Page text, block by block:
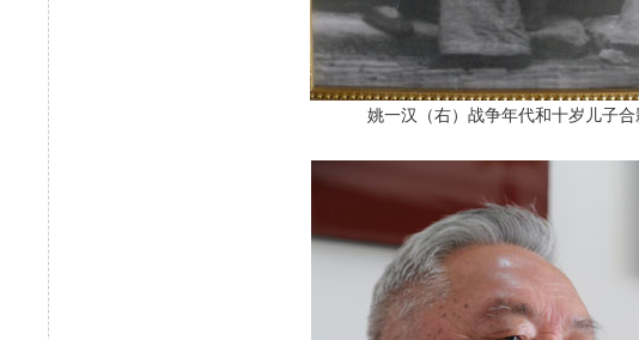
姚一汉（右）战争年代和十岁儿子合